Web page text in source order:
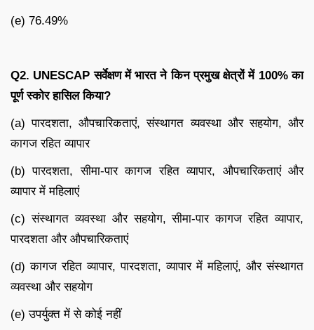
(e) 76.49%
Q2. UNESCAPसर्वेक्षण में भारत ने किन प्रमुख क्षेत्रों में 100%का
पूर्ण स्कोर हासिल किया?
(a) पारदशता, औपचारिकताएं, संस्थागत व्यवस्था और सहयोग, और
कागज रहित व्यापार
(b) पारदशता, सीमा-पार कागज रहित व्यापार, औपचारिकताएं और
व्यापार में महिलाएं
(c) संस्थागत व्यवस्था और सहयोग, सीमा-पार कागज रहित व्यापार,
पारदशता और औपचारिकताएं
(d) कागज रहित व्यापार, पारदशता, व्यापार में महिलाएं, और संस्थागत
व्यवस्था और सहयोग
(e) उपर्युक्त में से कोई नहीं